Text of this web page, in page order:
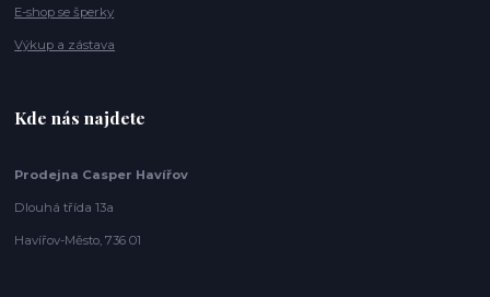
E-shop se šperky
Výkup a zástava
Kde nás najdete
Prodejna Casper Havířov
Dlouhá třída 13a
Havířov-Město, 736 01